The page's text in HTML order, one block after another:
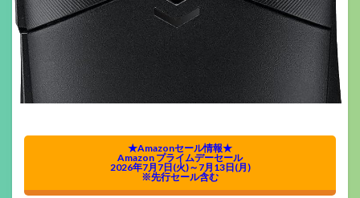
★Amazonセール情報★
Amazon プライムデーセール
2026年7月7日(火)～7月13日(月)
※先行セール含む